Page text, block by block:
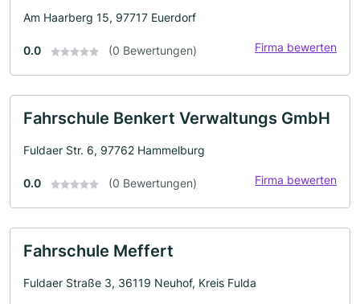
Am Haarberg 15, 97717 Euerdorf
0.0 (0 Bewertungen) Firma bewerten
Fahrschule Benkert Verwaltungs GmbH
Fuldaer Str. 6, 97762 Hammelburg
0.0 (0 Bewertungen) Firma bewerten
Fahrschule Meffert
Fuldaer Straße 3, 36119 Neuhof, Kreis Fulda